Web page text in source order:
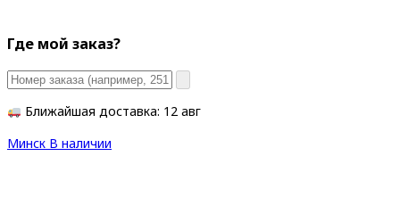
Где мой заказ?
Ближайшая доставка: 12 авг
Минск В наличии